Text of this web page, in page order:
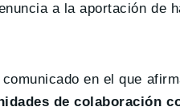
a la aportación de
en el que
de colaboración